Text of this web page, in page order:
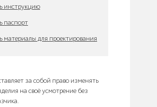
инструкцию
паспорт
материалы для проектирования
за собой право изменять
на своё усмотрение без